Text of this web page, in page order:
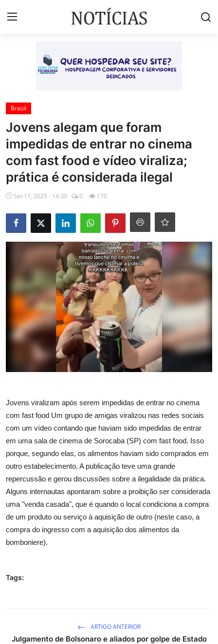
Login
Brasil
Esportes
Vales de Minas
Celebridades e Famosos
Brasil
Jovens alegam que foram
impedidas de entrar no cinema
com fast food e vídeo viraliza;
prática é considerada ilegal
Set 11, 2025 - 14:30 0 170
Jovens viralizam após serem impedidas de entrar no cinema
com fast food Um grupo de amigas viralizou nas redes sociais
com um vídeo contando que haviam sido impedidas de entrar
em uma sala de cinema de Sorocaba (SP) com fast food. Isso
porque, segundo elas, os alimentos haviam sido comprados em
outro estabelecimento. A publicação teve uma grande
repercussão e gerou discussões sobre a ilegalidade da prática.
Alguns internautas apontaram sobre a proibição ser considerada
uma "venda casada", que é quando o local condiciona a compra
de um produto ou serviço à aquisição de outro (neste caso, a
compra do ingresso com a aquisição dos alimentos da
bomboniere).
Tags:
ARTIGO ANTERIOR
Julgamento de Bolsonaro e aliados por golpe de Estado